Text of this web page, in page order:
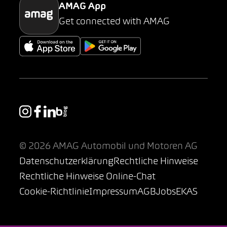
AMAG App
Get connected with AMAG
© 2026 AMAG Automobil und Motoren AG
DatenschutzerklärungRechtliche Hinweise
Rechtliche Hinweise Online-Chat
Cookie-RichtlinieImpressumAGBJobsEKAS